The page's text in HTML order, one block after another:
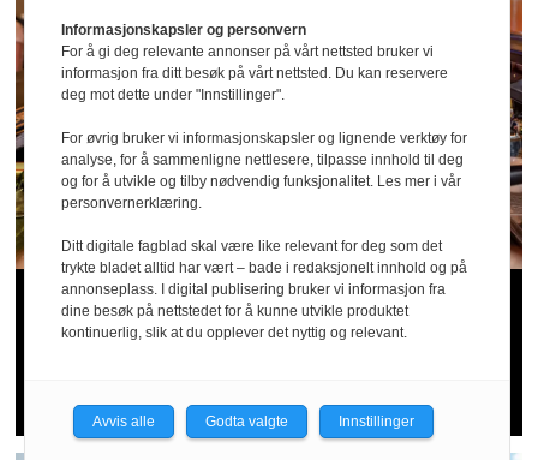
Sommer­patruljen
bekymret for
serveringsbransjen
Informasjonskapsler og personvern
For å gi deg relevante annonser på vårt nettsted bruker vi
informasjon fra ditt besøk på vårt nettsted. Du kan reservere
deg mot dette under "Innstillinger".
For øvrig bruker vi informasjonskapsler og lignende verktøy for
analyse, for å sammenligne nettlesere, tilpasse innhold til deg
og for å utvikle og tilby nødvendig funksjonalitet. Les mer i vår
personvernerklæring.
Ditt digitale fagblad skal være like relevant for deg som det
trykte bladet alltid har vært – bade i redaksjonelt innhold og på
annonseplass. I digital publisering bruker vi informasjon fra
dine besøk på nettstedet for å kunne utvikle produktet
kontinuerlig, slik at du opplever det nyttig og relevant.
Avvis alle Godta valgte Innstillinger